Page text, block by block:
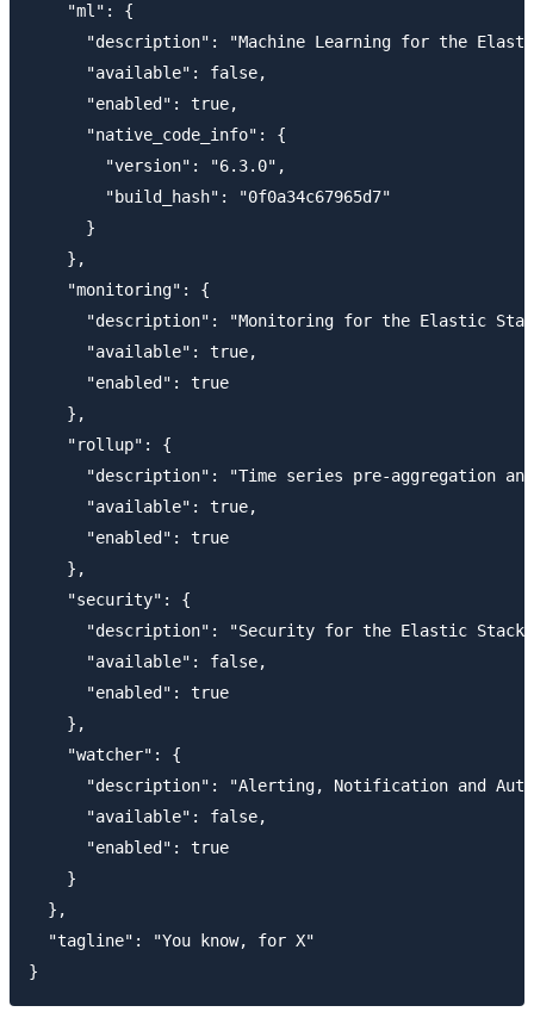
    "ml": {
"description": "Machine Learning for the
      "available": false,
      "enabled": true,
      "native_code_info": {
        "version": "6.3.0",
        "build_hash": "0f0a34c67965d7"
      }
    },
    "monitoring": {
"description": "Monitoring for the Elastic
      "available": true,
      "enabled": true
    },
    "rollup": {
"description": "Time series pre-aggregation
      "available": true,
      "enabled": true
    },
    "security": {
"description": "Security for the Elastic
      "available": false,
      "enabled": true
    },
    "watcher": {
"description": "Alerting, Notification and
      "available": false,
      "enabled": true
    }
  },
  "tagline": "You know, for X"